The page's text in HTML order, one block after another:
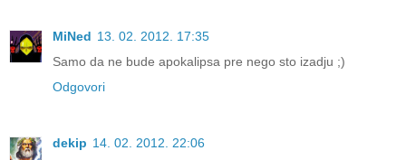
MiNed 13. 02. 2012. 17:35
Samo da ne bude apokalipsa pre nego sto izadju ;)
Odgovori
dekip 14. 02. 2012. 22:06